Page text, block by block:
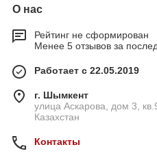
О нас
Рейтинг не сформирован
Менее 5 отзывов за
Работает с 22.05.2019
г. Шымкент
улица Аскарова, дом 3,
Казахстан
Контакты